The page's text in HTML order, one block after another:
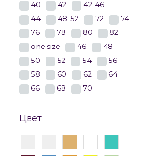
40 42
42-46
44
48-52 72
74
76
78 80
82
one size
46
48
50
52 54
56
58
60 62
64
66
68 70
Цвет